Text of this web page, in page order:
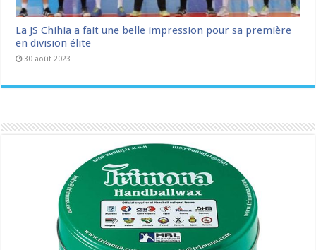
La JS Chihia a fait une belle impression pour sa première
en division élite
30 août 2023